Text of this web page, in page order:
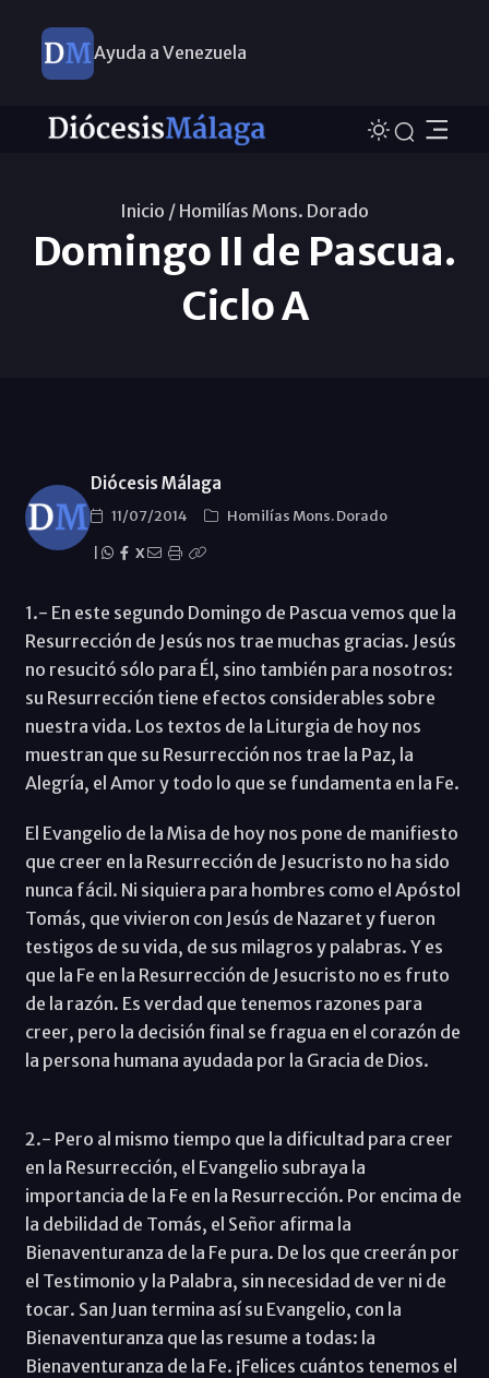
Ayuda a Venezuela
Inicio / Homilías Mons. Dorado
Domingo II de Pascua.
Ciclo A
Diócesis Málaga
11/07/2014
Homilías Mons. Dorado
X
1.- En este segundo Domingo de Pascua vemos que la
Resurrección de Jesús nos trae muchas gracias. Jesús
no resucitó sólo para Él, sino también para nosotros:
su Resurrección tiene efectos considerables sobre
nuestra vida. Los textos de la Liturgia de hoy nos
muestran que su Resurrección nos trae la Paz, la
Alegría, el Amor y todo lo que se fundamenta en la Fe.
El Evangelio de la Misa de hoy nos pone de manifiesto
que creer en la Resurrección de Jesucristo no ha sido
nunca fácil. Ni siquiera para hombres como el Apóstol
Tomás, que vivieron con Jesús de Nazaret y fueron
testigos de su vida, de sus milagros y palabras. Y es
que la Fe en la Resurrección de Jesucristo no es fruto
de la razón. Es verdad que tenemos razones para
creer, pero la decisión final se fragua en el corazón de
la persona humana ayudada por la Gracia de Dios.
2.- Pero al mismo tiempo que la dificultad para creer
en la Resurrección, el Evangelio subraya la
importancia de la Fe en la Resurrección. Por encima de
la debilidad de Tomás, el Señor afirma la
Bienaventuranza de la Fe pura. De los que creerán por
el Testimonio y la Palabra, sin necesidad de ver ni de
tocar. San Juan termina así su Evangelio, con la
Bienaventuranza que las resume a todas: la
Bienaventuranza de la Fe. ¡Felices cuántos tenemos el